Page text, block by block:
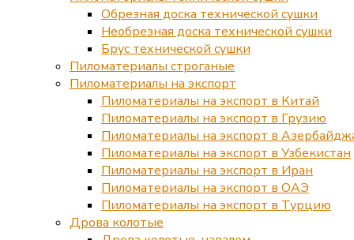
Обрезная доска технической сушки
Необрезная доска технической сушки
Брус технической сушки
Пиломатериалы строганые
Пиломатериалы на экспорт
Пиломатериалы на экспорт в Китай
Пиломатериалы на экспорт в Грузию
Пиломатериалы на экспорт в
Пиломатериалы на экспорт в Узбекистан
Пиломатериалы на экспорт в Иран
Пиломатериалы на экспорт в ОАЭ
Пиломатериалы на экспорт в Турцию
Дрова колотые